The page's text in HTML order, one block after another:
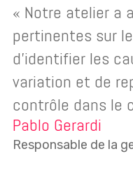
« Notre atelier a
pertinentes sur
d’identifier les
variation et de
contrôle dans le
Pablo Gerardi
Responsable de la